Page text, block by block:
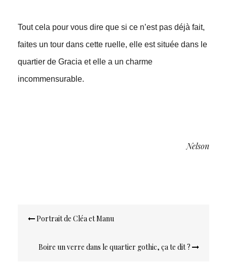
Tout cela pour vous dire que si ce n’est pas déjà fait,
faites un tour dans cette ruelle, elle est située dans le
quartier de Gracia et elle a un charme
incommensurable.
Nelson
Navigation
de Portrait de Cléa et Manu
Boire un verre dans le quartier gothic, ça te dit ?